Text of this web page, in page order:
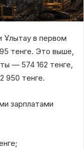
Ұлытау в первом
тенге. Это выше,
— 574 162 тенге,
950 тенге.
зарплатами